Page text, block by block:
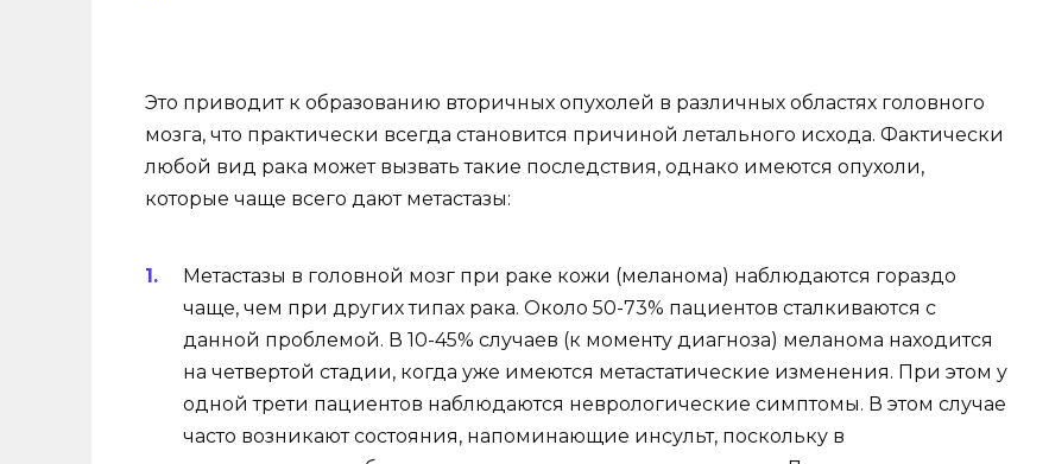
Это приводит к образованию вторичных опухолей в различных областях головного
мозга, что практически всегда становится причиной летального исхода. Фактически
любой вид рака может вызвать такие последствия, однако имеются опухоли,
которые чаще всего дают метастазы:
Метастазы в головной мозг при раке кожи (меланома) наблюдаются гораздо
чаще, чем при других типах рака. Около 50-73% пациентов сталкиваются с
данной проблемой. В 10-45% случаев (к моменту диагноза) меланома находится
на четвертой стадии, когда уже имеются метастатические изменения. При этом у
одной трети пациентов наблюдаются неврологические симптомы. В этом случае
часто возникают состояния, напоминающие инсульт, поскольку в